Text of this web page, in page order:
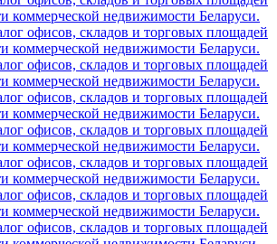
коммерческой недвижимости Беларуси.
офисов, складов и торговых площадей
коммерческой недвижимости Беларуси.
офисов, складов и торговых площадей
коммерческой недвижимости Беларуси.
офисов, складов и торговых площадей
коммерческой недвижимости Беларуси.
офисов, складов и торговых площадей
коммерческой недвижимости Беларуси.
офисов, складов и торговых площадей
коммерческой недвижимости Беларуси.
офисов, складов и торговых площадей
коммерческой недвижимости Беларуси.
офисов, складов и торговых площадей